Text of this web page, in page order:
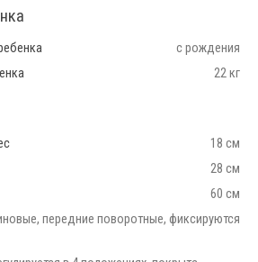
с рождения
22 кг
18 см
28 см
60 см
передние поворотные, фиксируются